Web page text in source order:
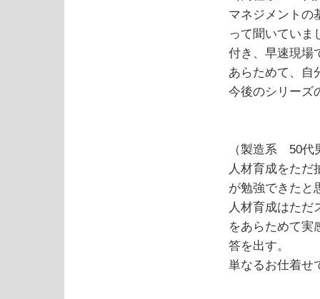
マネジメントの
って聞いていま
付き、早速現場
あらためて、自
今後のシリーズ
（製造系 50代
人材育成をただ
が勉強できたと
人材育成はただ
をあらためて実
答を出す。
単なるお仕着せ